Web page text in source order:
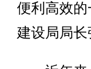
便利高效
建设局局长